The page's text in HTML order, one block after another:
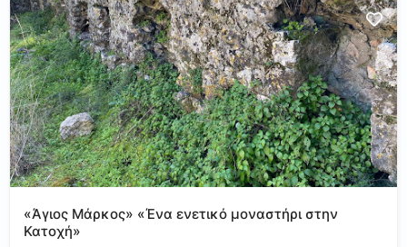
«Άγιος Μάρκος» «Ένα ενετικό μοναστήρι στην
Κατοχή»